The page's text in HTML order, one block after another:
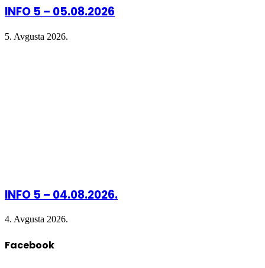
INFO 5 – 05.08.2026
5. Avgusta 2026.
INFO 5 – 04.08.2026.
4. Avgusta 2026.
Facebook